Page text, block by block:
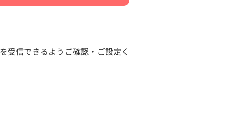
受信できるようご確認・ご設定く